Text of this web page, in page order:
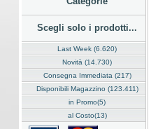
Scegli solo i prodotti...
Last Week (6.620)
Novità (14.730)
Consegna Immediata (217)
Disponibili Magazzino (123.411)
in Promo(5)
al Costo(13)